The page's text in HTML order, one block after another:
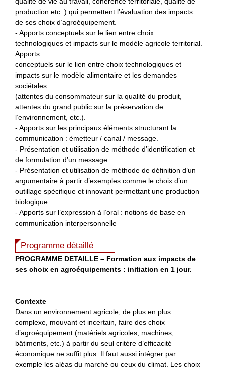
production etc. ) qui permettent l’évaluation des impacts
de ses choix d’agroéquipement.
- Apports conceptuels sur le lien entre choix
technologiques et impacts sur le modèle agricole territorial.
Apports
conceptuels sur le lien entre choix technologiques et
impacts sur le modèle alimentaire et les demandes
sociétales
(attentes du consommateur sur la qualité du produit,
attentes du grand public sur la préservation de
l’environnement, etc.).
- Apports sur les principaux éléments structurant la
communication : émetteur / canal / message.
- Présentation et utilisation de méthode d’identification et
de formulation d’un message.
- Présentation et utilisation de méthode de définition d’un
argumentaire à partir d’exemples comme le choix d’un
outillage spécifique et innovant permettant une production
biologique.
- Apports sur l’expression à l’oral : notions de base en
communication interpersonnelle
Programme détaillé
PROGRAMME DETAILLE – Formation aux impacts de
ses choix en agroéquipements : initiation en 1 jour.
Contexte
Dans un environnement agricole, de plus en plus
complexe, mouvant et incertain, faire des choix
d’agroéquipement (matériels agricoles, machines,
bâtiments, etc.) à partir du seul critère d’efficacité
économique ne suffit plus. Il faut aussi intégrer par
exemple les aléas du marché ou ceux du climat. Les choix